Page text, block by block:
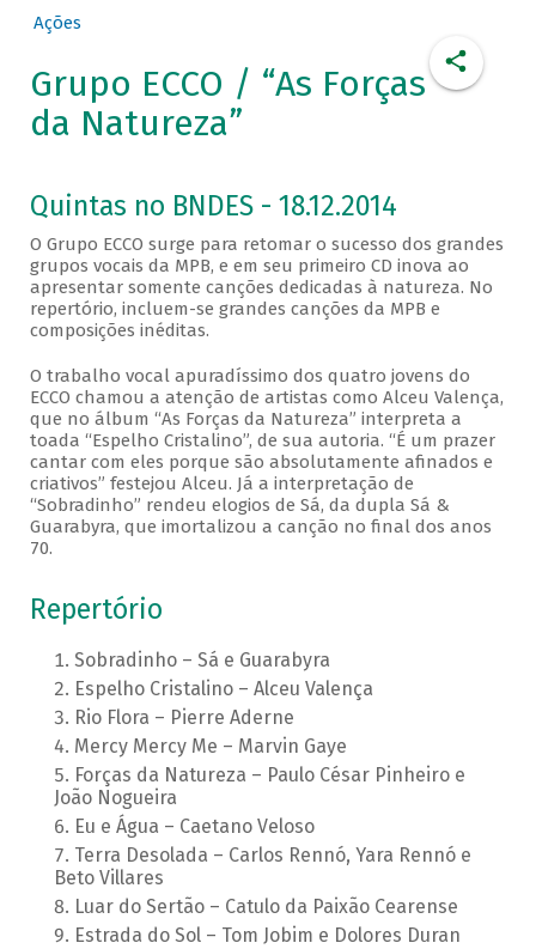
Ações
Grupo ECCO / “As Forças
da Natureza”
Quintas no BNDES - 18.12.2014
O Grupo ECCO surge para retomar o sucesso dos grandes
grupos vocais da MPB, e em seu primeiro CD inova ao
apresentar somente canções dedicadas à natureza. No
repertório, incluem-se grandes canções da MPB e
composições inéditas.
O trabalho vocal apuradíssimo dos quatro jovens do
ECCO chamou a atenção de artistas como Alceu Valença,
que no álbum “As Forças da Natureza” interpreta a
toada “Espelho Cristalino”, de sua autoria. “É um prazer
cantar com eles porque são absolutamente afinados e
criativos” festejou Alceu. Já a interpretação de
“Sobradinho” rendeu elogios de Sá, da dupla Sá &
Guarabyra, que imortalizou a canção no final dos anos
70.
Repertório
Sobradinho – Sá e Guarabyra
Espelho Cristalino – Alceu Valença
Rio Flora – Pierre Aderne
Mercy Mercy Me – Marvin Gaye
Forças da Natureza – Paulo César Pinheiro e
João Nogueira
Eu e Água – Caetano Veloso
Terra Desolada – Carlos Rennó, Yara Rennó e
Beto Villares
Luar do Sertão – Catulo da Paixão Cearense
Estrada do Sol – Tom Jobim e Dolores Duran